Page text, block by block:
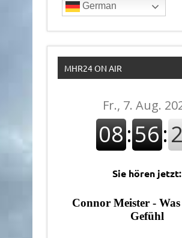
German
MHR24 ON AIR
Sie hören jetzt: